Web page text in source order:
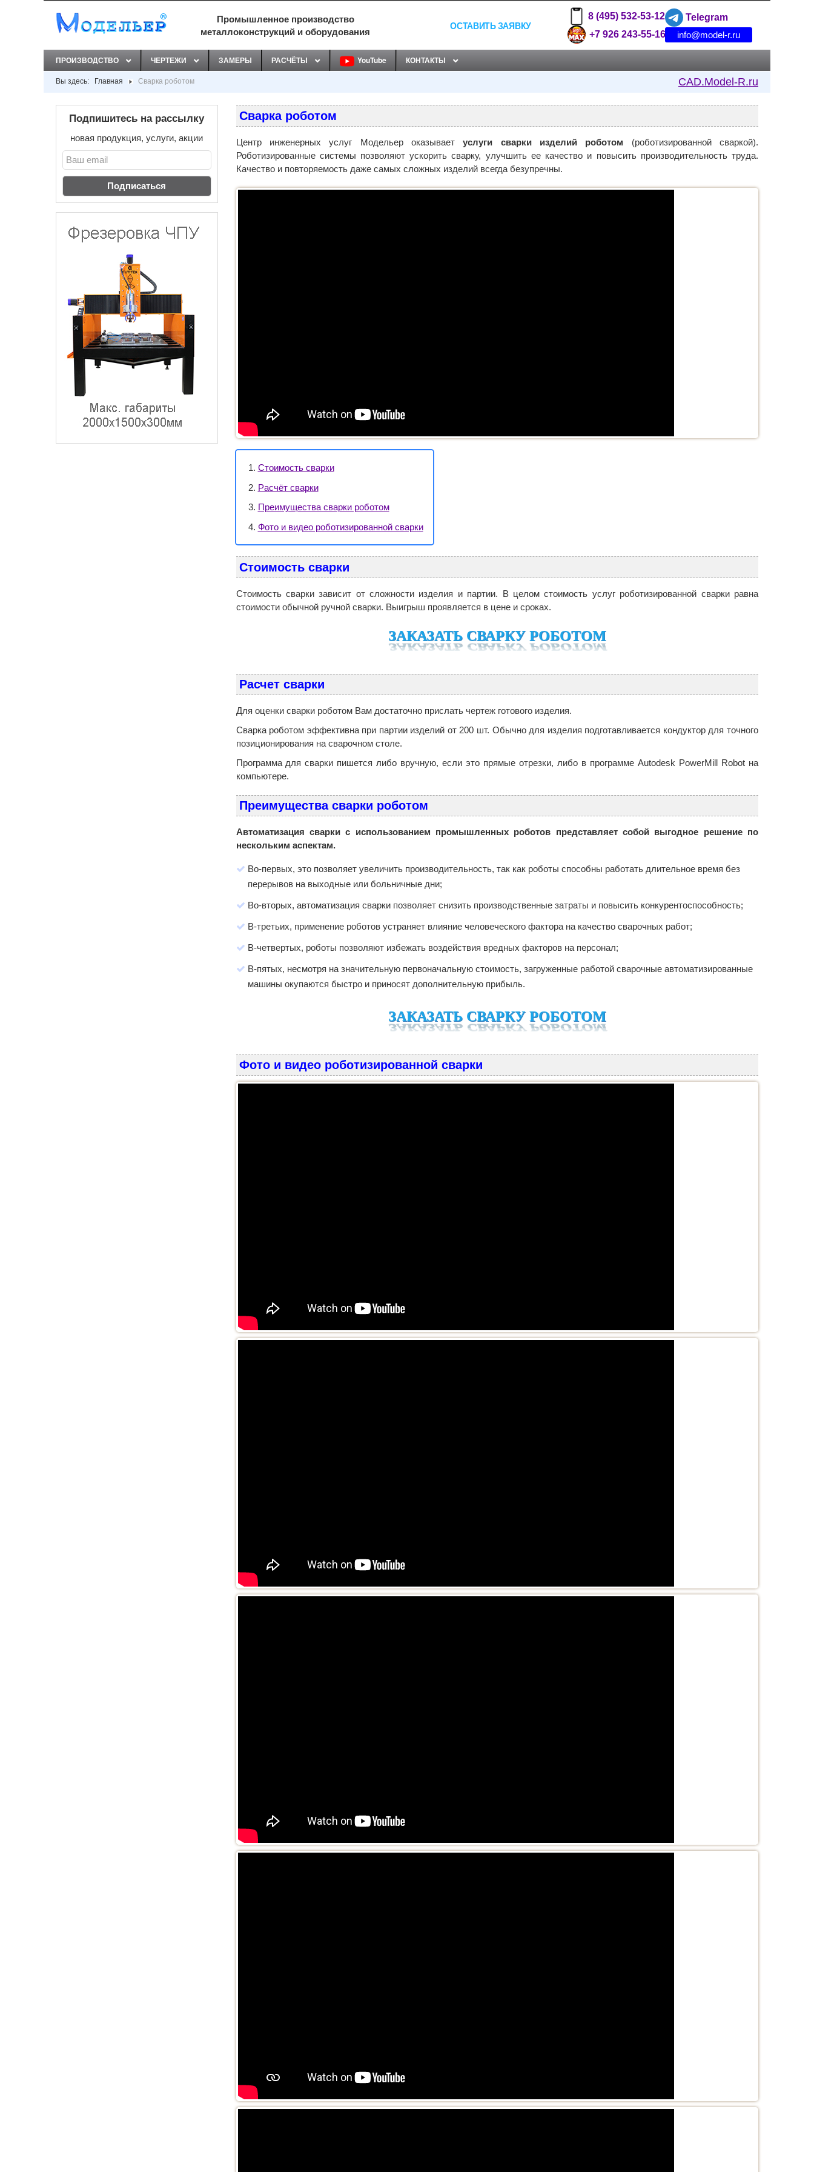
Промышленное производство
металлоконструкций и оборудования
ОСТАВИТЬ ЗАЯВКУ
8 (495) 532-53-12
+7 926 243-55-16
Telegram
info@model-r.ru
ПРОИЗВОДСТВО ЧЕРТЕЖИ ЗАМЕРЫ РАСЧЁТЫ YouTube КОНТАКТЫ
Вы здесь: Главная Сварка роботом CAD.Model-R.ru
Сварка роботом
Центр инженерных услуг Модельер оказываетуслуги сварки изделий роботом (роботизированной сваркой).
Роботизированные системы позволяют ускорить сварку, улучшить ее качество и повысить производительность труда.
Качество и повторяемость даже самых сложных изделий всегда безупречны.
Стоимость сварки
Расчёт сварки
Преимущества сварки роботом
Фото и видео роботизированной сварки
Стоимость сварки
Стоимость сварки зависит от сложности изделия и партии. В целом стоимость услуг роботизированной сварки равна
стоимости обычной ручной сварки. Выигрыш проявляется в цене и сроках.
ЗАКАЗАТЬ СВАРКУ РОБОТОМ
Расчет сварки
Для оценки сварки роботом Вам достаточно прислать чертеж готового изделия.
Сварка роботом эффективна при партии изделий от 200 шт. Обычно для изделия подготавливается кондуктор для точного
позиционирования на сварочном столе.
Программа для сварки пишется либо вручную, если это прямые отрезки, либо в программе Autodesk PowerMill Robot на
компьютере.
Преимущества сварки роботом
Автоматизация сварки с использованием промышленных роботов представляет собой выгодное решение по
нескольким аспектам.
Во-первых, это позволяет увеличить производительность, так как роботы способны работать длительное время без
перерывов на выходные или больничные дни;
Во-вторых, автоматизация сварки позволяет снизить производственные затраты и повысить конкурентоспособность;
В-третьих, применение роботов устраняет влияние человеческого фактора на качество сварочных работ;
В-четвертых, роботы позволяют избежать воздействия вредных факторов на персонал;
В-пятых, несмотря на значительную первоначальную стоимость, загруженные работой сварочные автоматизированные
машины окупаются быстро и приносят дополнительную прибыль.
ЗАКАЗАТЬ СВАРКУ РОБОТОМ
Фото и видео роботизированной сварки
Подпишитесь на рассылку
новая продукция, услуги, акции